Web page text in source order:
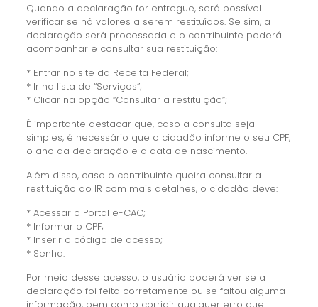
Quando a declaração for entregue, será possível
verificar se há valores a serem restituídos. Se sim, a
declaração será processada e o contribuinte poderá
acompanhar e consultar sua restituição:
* Entrar no site da Receita Federal;
* Ir na lista de “Serviços”;
* Clicar na opção “Consultar a restituição”;
É importante destacar que, caso a consulta seja
simples, é necessário que o cidadão informe o seu CPF,
o ano da declaração e a data de nascimento.
Além disso, caso o contribuinte queira consultar a
restituição do IR com mais detalhes, o cidadão deve:
* Acessar o Portal e-CAC;
* Informar o CPF;
* Inserir o código de acesso;
* Senha.
Por meio desse acesso, o usuário poderá ver se a
declaração foi feita corretamente ou se faltou alguma